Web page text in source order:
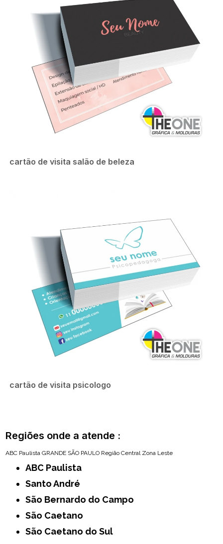
cartão de visita salão de beleza
cartão de visita psicologo
Regiões onde a atende :
ABC Paulista GRANDE SÃO PAULO Região Central Zona Leste
ABC Paulista
Santo André
São Bernardo do Campo
São Caetano
São Caetano do Sul